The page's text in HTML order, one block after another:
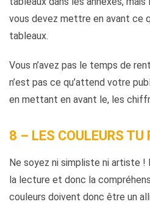
vous devez mettre en avant ce
tableaux.
Vous n’avez pas le temps de
n’est pas ce qu’attend votre
en mettant en avant le, les
8 – LES COULEURS TU
Ne soyez ni simpliste ni artiste
la lecture et donc la
couleurs doivent donc être un